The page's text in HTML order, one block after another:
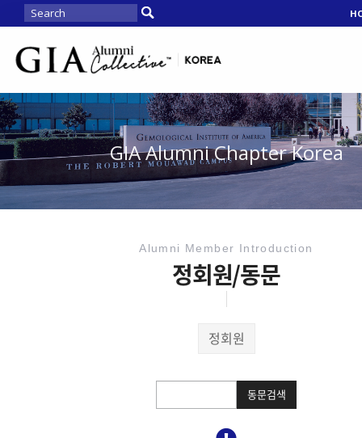
GIA Alumni Chapter Korea
Alumni Member Introduction
정회원/동문
정회원
동문검색